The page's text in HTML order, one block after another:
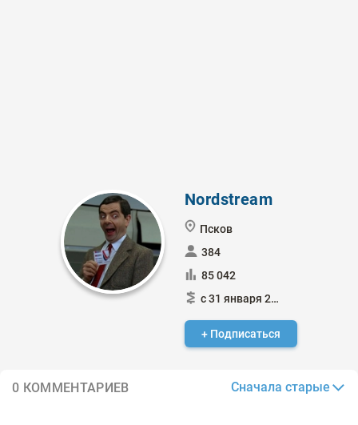
Nordstream
Псков
384
85 042
с 31 января 2015
+ Подписаться
0 КОММЕНТАРИЕВ Сначала старые